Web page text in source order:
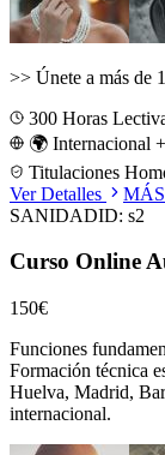
>> Únete a más de
300 Horas
🌍 Internacional
Titulaciones
Ver Detalles
SANIDADID: s2
Curso Online
150€
Funciones
Formación técnica
Huelva, Madrid,
internacional.